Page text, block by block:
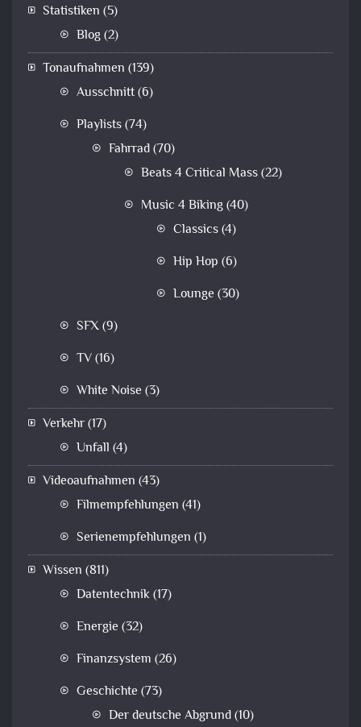
Statistiken (5)
Blog(2)
Tonaufnahmen (139)
Ausschnitt(6)
Playlists(74)
Fahrrad(70)
Beats 4 Critical Mass(22)
Music 4 Biking(40)
Classics(4)
Hip Hop (6)
Lounge (30)
SFX(9)
TV(16)
White Noise (3)
Verkehr(17)
Unfall (4)
Videoaufnahmen (43)
Filmempfehlungen (41)
Serienempfehlungen (1)
Wissen (811)
Datentechnik(17)
Energie (32)
Finanzsystem (26)
Geschichte (73)
Der deutsche Abgrund(10)